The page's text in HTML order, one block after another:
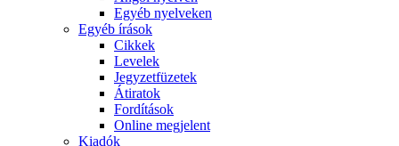
Egyéb nyelveken
Egyéb írások
Cikkek
Levelek
Jegyzetfüzetek
Átiratok
Fordítások
Online megjelent
Kiadók